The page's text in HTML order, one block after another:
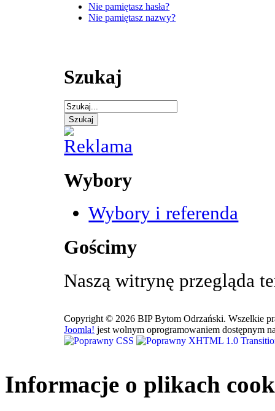
Nie pamiętasz hasła?
Nie pamiętasz nazwy?
Szukaj
Wybory
Wybory i referenda
Gościmy
Naszą witrynę przegląda
Copyright © 2026 BIP Bytom Odrzański. Wszelkie
Joomla! jest wolnym oprogramowaniem dostępnym
Informacje o plikach